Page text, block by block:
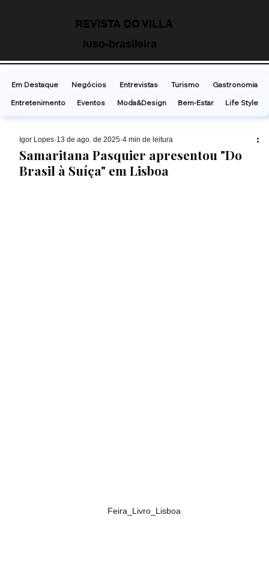
REVISTA DO VILLA
luso-brasileira
Samaritana Pasquier apresentou "Do
Brasil à Suíça" em Lisboa
Ígor Lopes 13 de ago. de 2025 4 min de leitura
Feira_Livro_Lisboa
Em Destaque Negócios Entrevistas Turismo
Gastronomia
Entretenimento
Eventos Moda&Design Bem-Estar Life Style